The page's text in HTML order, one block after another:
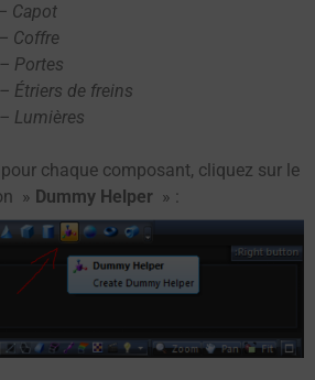
– Capot
– Coffre
– Portes
– Étriers de freins
– Lumières
chaque composant, cliquez sur le
» Dummy Helper » :